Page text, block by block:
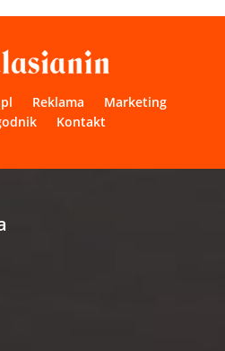
Reklama
Marketing
Kontakt